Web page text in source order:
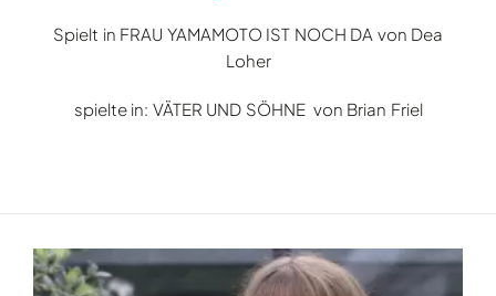
Spielt in FRAU YAMAMOTO IST NOCH DA von Dea
Loher
spielte in: VÄTER UND SÖHNE von Brian Friel